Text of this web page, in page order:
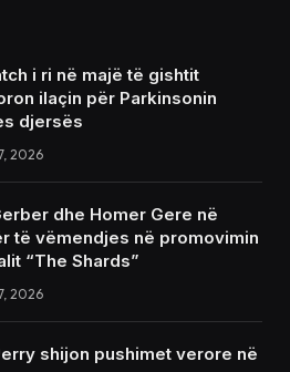
i ri në majë të gishtit
ilaçin për Parkinsonin
djersës
2026
dhe Homer Gere në
të vëmendjes në promovimin
“The Shards”
2026
shijon pushimet verore në